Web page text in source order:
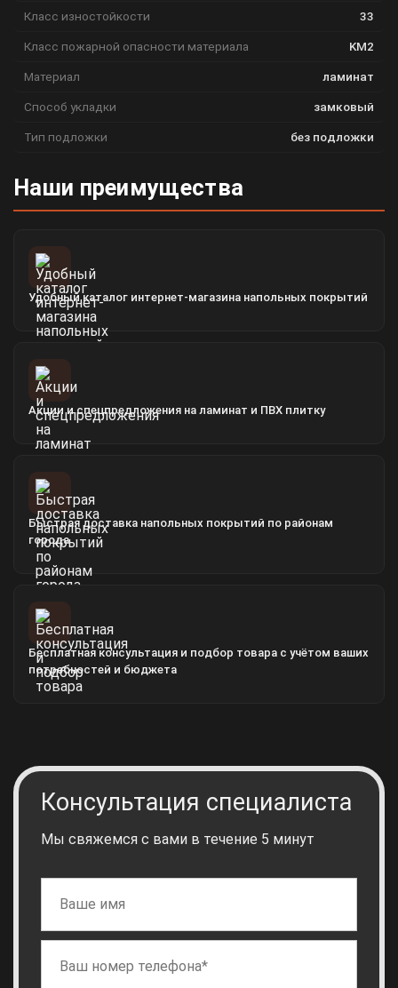
Класс изностойкости 33
Класс пожарной опасности материала KM2
Материал ламинат
Способ укладки замковый
Тип подложки без подложки
Наши преимущества
Удобный каталог интернет-магазина напольных покрытий
Акции и спецпредложения на ламинат и ПВХ плитку
Быстрая доставка напольных покрытий по районам
города
Бесплатная консультация и подбор товара с учётом ваших
потребностей и бюджета
Консультация специалиста
Мы свяжемся с вами в течение 5 минут